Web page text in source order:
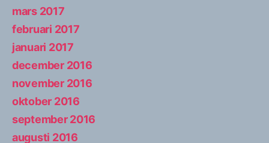
mars 2017
februari 2017
januari 2017
december 2016
november 2016
oktober 2016
september 2016
augusti 2016